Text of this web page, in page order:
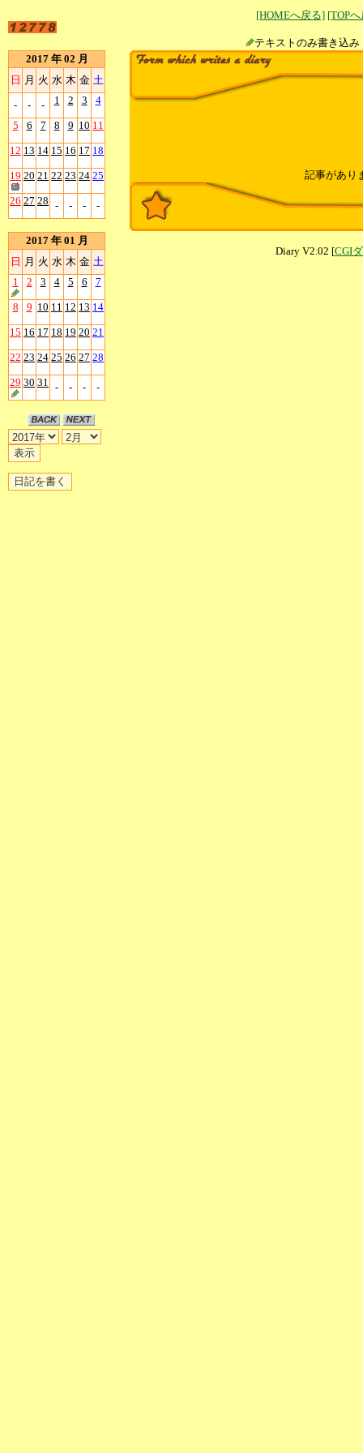
[HOMEへ戻る] [TOP
テキストのみ書
2017 年 02 月
日 月 火 水 木 金 土
- - - 1 2 3 4
5 6 7 8 9 10 11
12 13 14 15 16 17 18
19 20 21 22 23 24 25
26 27 28 - - - -
2017 年 01 月
日 月 火 水 木 金 土
1
2 3 4 5 6 7
8 9 10 11 12 13 14
15 16 17 18 19 20 21
22 23 24 25 26 27 28
29 30 31 - - - -
記事があり
Diary V2.02 [CGI